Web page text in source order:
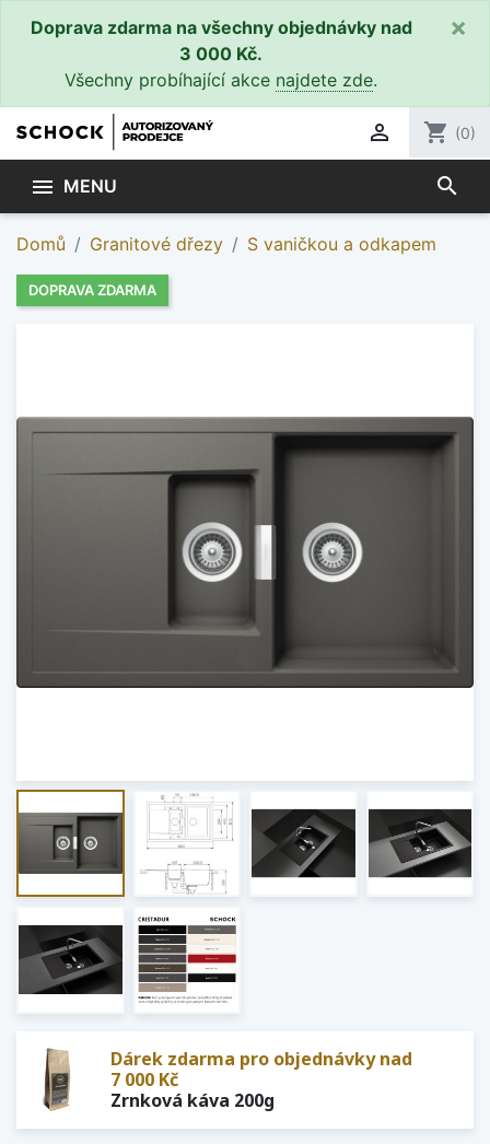
Doprava zdarma na všechny objednávky nad
3 000 Kč.
Všechny probíhající akce najdete zde.
×
 shopping_cart (0)
 MENU search
Domů Granitové dřezy S vaničkou a odkapem
DOPRAVA ZDARMA
Dárek zdarma pro objednávky nad
7 000 Kč
Zrnková káva 200g